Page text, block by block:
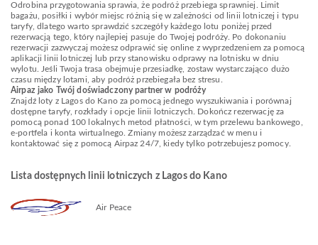
Odrobina przygotowania sprawia, że podróż przebiega sprawniej. Limit
bagażu, posiłki i wybór miejsc różnią się w zależności od linii lotniczej i typu
taryfy, dlatego warto sprawdzić szczegóły każdego lotu poniżej przed
rezerwacją tego, który najlepiej pasuje do Twojej podróży. Po dokonaniu
rezerwacji zazwyczaj możesz odprawić się online z wyprzedzeniem za pomocą
aplikacji linii lotniczej lub przy stanowisku odprawy na lotnisku w dniu
wylotu. Jeśli Twoja trasa obejmuje przesiadkę, zostaw wystarczająco dużo
czasu między lotami, aby podróż przebiegała bez stresu.
Airpaz jako Twój doświadczony partner w podróży
Znajdź loty z Lagos do Kano za pomocą jednego wyszukiwania i porównaj
dostępne taryfy, rozkłady i opcje linii lotniczych. Dokończ rezerwację za
pomocą ponad 100 lokalnych metod płatności, w tym przelewu bankowego,
e-portfela i konta wirtualnego. Zmiany możesz zarządzać w menu i
kontaktować się z pomocą Airpaz 24/7, kiedy tylko potrzebujesz pomocy.
Lista dostępnych linii lotniczych z Lagos do Kano
Air Peace